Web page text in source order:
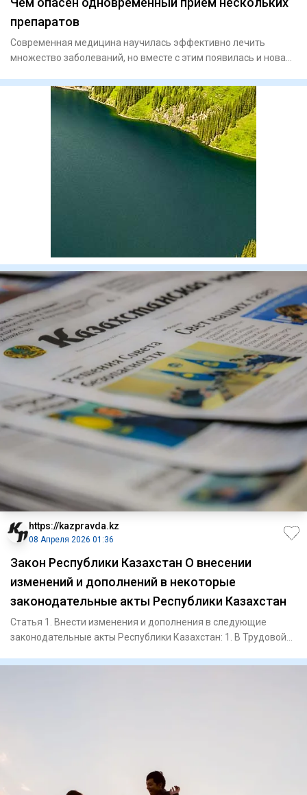
препаратов
Современная медицина научилась эффективно лечить
множество заболеваний, но вместе с этим появилась и новая
https://kazpravda.kz
08 Апреля 2026 01:36
Закон Республики Казахстан О внесении
изменений и дополнений в некоторые
законодательные акты Республики Казахстан
Статья 1. Внести изменения и дополнения в следующие
законодательные акты Республики Казахстан: 1. В Трудовой